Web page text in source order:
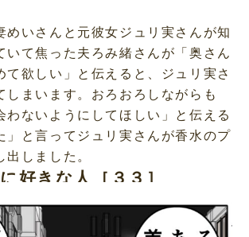
めいさんと元彼女ジュリ実さんが知
いて焦った夫ろみ緒さんが「奥さん
て欲しい」と伝えると、ジュリ実さ
しまいます。おろおろしながらも
わないようにしてほしい」と伝える
」と言ってジュリ実さんが香水のプ
しました。
好きな人［３３］